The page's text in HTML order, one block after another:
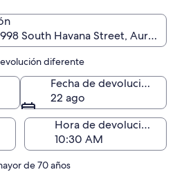
South Havana Street, Aurora,
diferente
Fecha de devolución
22 ago
Hora de devolución
de 70 años